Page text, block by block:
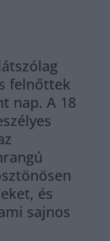
felnőttek
nap. A 18
és
sajnos